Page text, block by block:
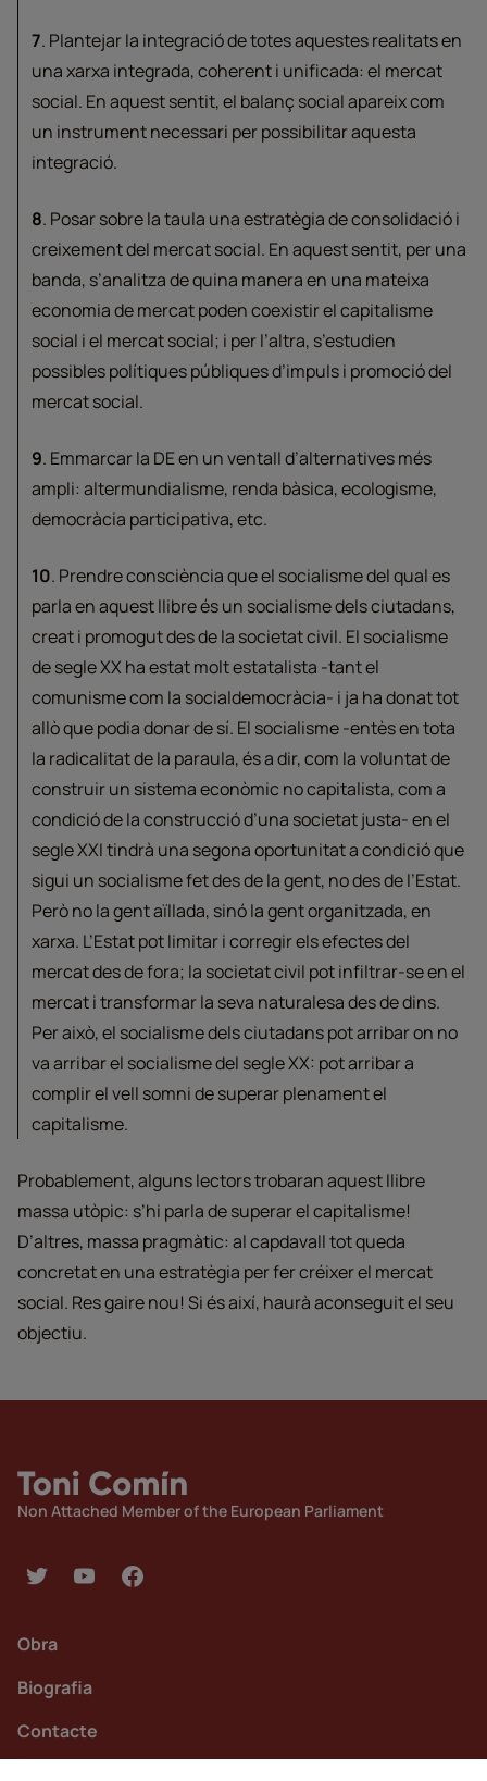
7. Plantejar la integració de totes aquestes realitats en
una xarxa integrada, coherent i unificada: el mercat
social. En aquest sentit, el balanç social apareix com
un instrument necessari per possibilitar aquesta
integració.
8. Posar sobre la taula una estratègia de consolidació i
creixement del mercat social. En aquest sentit, per una
banda, s’analitza de quina manera en una mateixa
economia de mercat poden coexistir el capitalisme
social i el mercat social; i per l’altra, s’estudien
possibles polítiques públiques d’impuls i promoció del
mercat social.
9. Emmarcar la DE en un ventall d’alternatives més
ampli: altermundialisme, renda bàsica, ecologisme,
democràcia participativa, etc.
10. Prendre consciència que el socialisme del qual es
parla en aquest llibre és un socialisme dels ciutadans,
creat i promogut des de la societat civil. El socialisme
de segle XX ha estat molt estatalista -tant el
comunisme com la socialdemocràcia- i ja ha donat tot
allò que podia donar de sí. El socialisme -entès en tota
la radicalitat de la paraula, és a dir, com la voluntat de
construir un sistema econòmic no capitalista, com a
condició de la construcció d’una societat justa- en el
segle XXI tindrà una segona oportunitat a condició que
sigui un socialisme fet des de la gent, no des de l’Estat.
Però no la gent aïllada, sinó la gent organitzada, en
xarxa. L’Estat pot limitar i corregir els efectes del
mercat des de fora; la societat civil pot infiltrar-se en el
mercat i transformar la seva naturalesa des de dins.
Per això, el socialisme dels ciutadans pot arribar on no
va arribar el socialisme del segle XX: pot arribar a
complir el vell somni de superar plenament el
capitalisme.
Probablement, alguns lectors trobaran aquest llibre
massa utòpic: s’hi parla de superar el capitalisme!
D’altres, massa pragmàtic: al capdavall tot queda
concretat en una estratègia per fer créixer el mercat
social. Res gaire nou! Si és així, haurà aconseguit el seu
objectiu.
Non Attached Member of the European Parliament
Obra
Biografia
Contacte